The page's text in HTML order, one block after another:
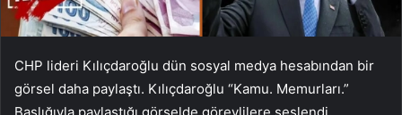
CHP lideri Kılıçdaroğlu dün sosyal medya hesabından bir
görsel daha paylaştı. Kılıçdaroğlu “Kamu. Memurları.”
Başlığıyla paylaştığı görselde görevlilere seslendi.